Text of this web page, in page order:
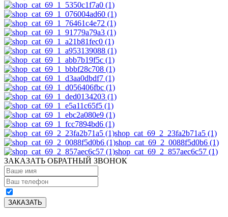
shop_cat_69_2_23fa2b71a5 (1)
shop_cat_69_2_0088f5d0b6 (1)
shop_cat_69_2_857aec6c57 (1)
ЗАКАЗАТЬ ОБРАТНЫЙ ЗВОНОК